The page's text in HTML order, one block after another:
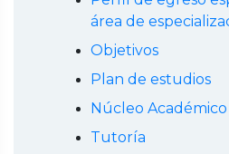
área de
Objetivos
Plan de estudios
Núcleo Académico
Tutoría